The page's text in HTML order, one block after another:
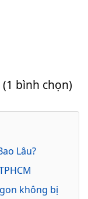
(1 bình chọn)
Lâu?
không bị